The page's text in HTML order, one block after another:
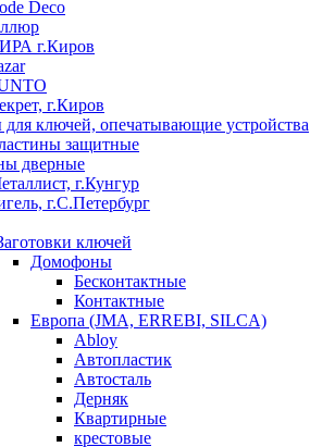
Deco
г.Киров
г.Киров
ключей, опечатывающие устройства
защитные
дверные
г.Кунгур
г.С.Петербург
ключей
Домофоны
Бесконтактные
Контактные
Европа (JMA, ERREBI, SILCA)
Abloy
Автопластик
Автосталь
Дерняк
Квартирные
крестовые